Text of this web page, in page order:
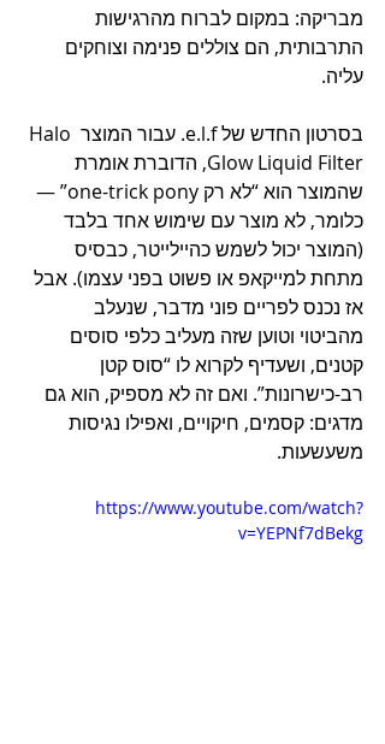
מבריקה: במקום לברוח מהרגישות
התרבותית, הם צוללים פנימה וצוחקים
עליה.
בסרטון החדש של e.l.f. עבור המוצר Halo
Glow Liquid Filter, הדוברת אומרת
שהמוצר הוא “לא רק one-trick pony” —
כלומר, לא מוצר עם שימוש אחד בלבד
(המוצר יכול לשמש כהיילייטר, כבסיס
מתחת למייקאפ או פשוט בפני עצמו). אבל
אז נכנס לפריים פוני מדבר, שנעלב
מהביטוי וטוען שזה מעליב כלפי סוסים
קטנים, ושעדיף לקרוא לו “סוס קטן
רב-כישרונות”. ואם זה לא מספיק, הוא גם
מדגים: קסמים, חיקויים, ואפילו נגיסות
משעשעות.
https://www.youtube.com/watch?
v=YEPNf7dBekg